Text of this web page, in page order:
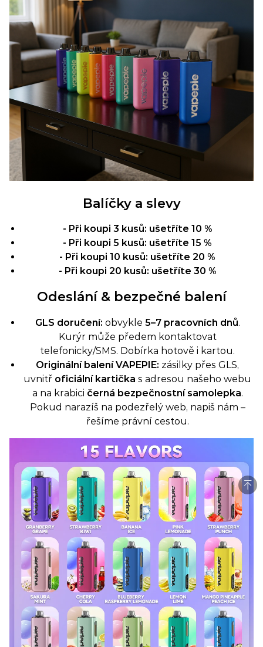
Balíčky a slevy
- Při koupi 3 kusů: ušetříte 10 %
- Při koupi 5 kusů: ušetříte 15 %
- Při koupi 10 kusů: ušetříte 20 %
- Při koupi 20 kusů: ušetříte 30 %
Odeslání & bezpečné balení
GLS doručení: obvykle 5–7 pracovních dnů.
Kurýr může předem kontaktovat
telefonicky/SMS. Dobírka hotově i kartou.
Originální balení VAPEPIE: zásilky přes GLS,
uvnitř oficiální kartička s adresou našeho webu
a na krabici černá bezpečnostní samolepka.
Pokud narazíš na podezřelý web, napiš nám –
řešíme právní cestou.